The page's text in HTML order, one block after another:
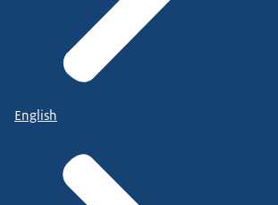
English